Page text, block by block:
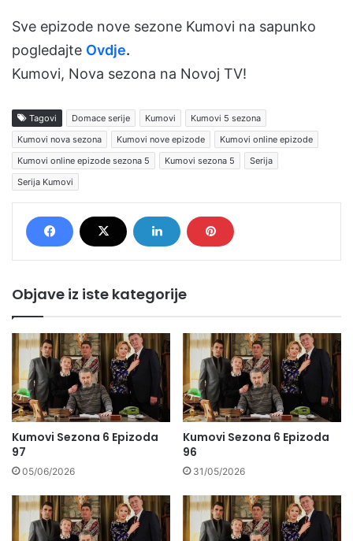
Sve epizode nove sezone Kumovi na sapunko
pogledajte Ovdje.
Kumovi, Nova sezona na Novoj TV!
Tagovi Domace serije Kumovi
Kumovi 5 sezona
Kumovi nova sezona
Kumovi nove epizode
Kumovi online epizode
Kumovi online epizode sezona 5
Kumovi sezona 5
Serija
Serija Kumovi
Objave iz iste kategorije
Kumovi Sezona 6 Epizoda
97
05/06/2026
Kumovi Sezona 6 Epizoda
96
31/05/2026